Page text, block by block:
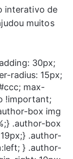
interativo de
muitos
30px;
radius: 15px;
max-
!important;
box img
.author-box
.author-
} .author-